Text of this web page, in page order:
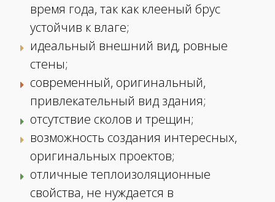
время года, так как клееный брус
устойчив к влаге;
идеальный внешний вид, ровные
стены;
современный, оригинальный,
привлекательный вид здания;
отсутствие сколов и трещин;
возможность создания интересных,
оригинальных проектов;
отличные теплоизоляционные
свойства, не нуждается в